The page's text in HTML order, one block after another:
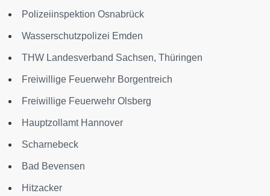
Polizeiinspektion Osnabrück
Wasserschutzpolizei Emden
THW Landesverband Sachsen, Thüringen
Freiwillige Feuerwehr Borgentreich
Freiwillige Feuerwehr Olsberg
Hauptzollamt Hannover
Scharnebeck
Bad Bevensen
Hitzacker